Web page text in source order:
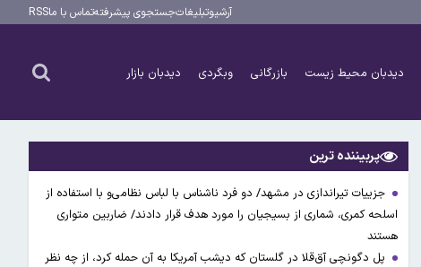
آرشیوتبلیغاتجستجوی پیشرفتهتماس با ماRSS
دیدبان محیط زیست بازرگانی وبگردی دیدبان بازار
پربیننده ترین
جزییات تیراندازی در مشهد/ دو فرد ناشناس با لباس نظامی‌و با استفاده از
اسلحه کمری، شماری از بسیجیان را مورد هدف قرار دادند/ ضاربین متواری
هستند
پل دگونچی آق‌قلا در گلستان که دیشب آمریکا به آن حمله کرد، از چه نظر